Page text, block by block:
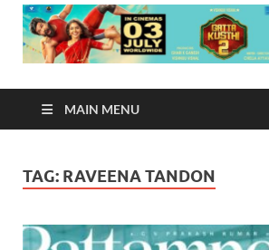
MAIN MENU
TAG: RAVEENA TANDON